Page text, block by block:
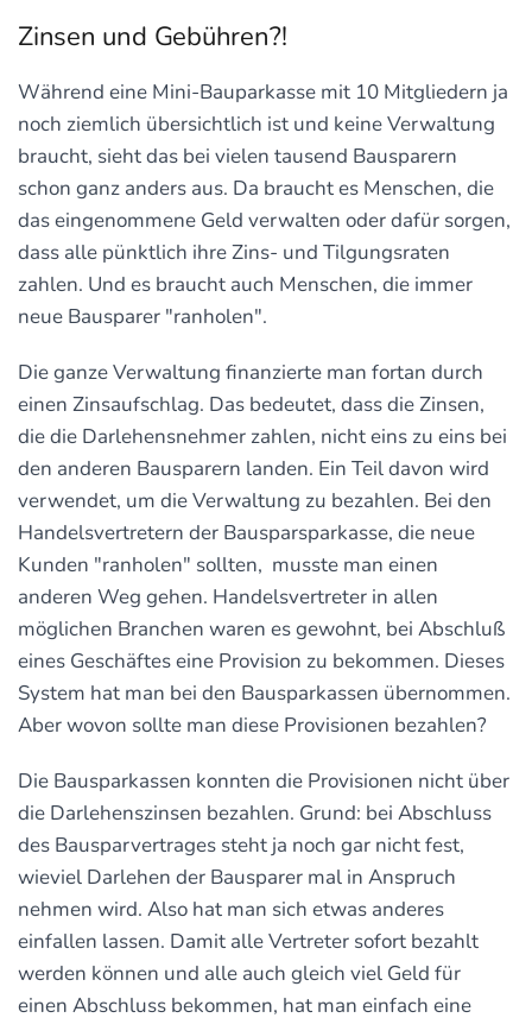
Zinsen und Gebühren?!
Während eine Mini-Bauparkasse mit 10 Mitgliedern ja
noch ziemlich übersichtlich ist und keine Verwaltung
braucht, sieht das bei vielen tausend Bausparern
schon ganz anders aus. Da braucht es Menschen, die
das eingenommene Geld verwalten oder dafür sorgen,
dass alle pünktlich ihre Zins- und Tilgungsraten
zahlen. Und es braucht auch Menschen, die immer
neue Bausparer "ranholen".
Die ganze Verwaltung finanzierte man fortan durch
einen Zinsaufschlag. Das bedeutet, dass die Zinsen,
die die Darlehensnehmer zahlen, nicht eins zu eins bei
den anderen Bausparern landen. Ein Teil davon wird
verwendet, um die Verwaltung zu bezahlen. Bei den
Handelsvertretern der Bausparsparkasse, die neue
Kunden "ranholen" sollten, musste man einen
anderen Weg gehen. Handelsvertreter in allen
möglichen Branchen waren es gewohnt, bei Abschluß
eines Geschäftes eine Provision zu bekommen. Dieses
System hat man bei den Bausparkassen übernommen.
Aber wovon sollte man diese Provisionen bezahlen?
Die Bausparkassen konnten die Provisionen nicht über
die Darlehenszinsen bezahlen. Grund: bei Abschluss
des Bausparvertrages steht ja noch gar nicht fest,
wieviel Darlehen der Bausparer mal in Anspruch
nehmen wird. Also hat man sich etwas anderes
einfallen lassen. Damit alle Vertreter sofort bezahlt
werden können und alle auch gleich viel Geld für
einen Abschluss bekommen, hat man einfach eine